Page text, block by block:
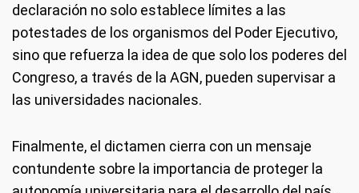
declaración no solo establece límites a las
potestades de los organismos del Poder Ejecutivo,
sino que refuerza la idea de que solo los poderes del
Congreso, a través de la AGN, pueden supervisar a
las universidades nacionales.
Finalmente, el dictamen cierra con un mensaje
contundente sobre la importancia de proteger la